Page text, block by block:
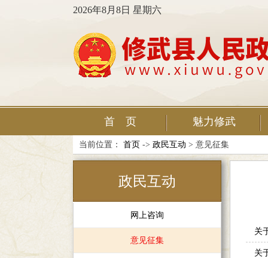
2026年8月8日 星期六
首 页 魅力修武
当前位置： 首页 -> 政民互动 > 意见征集
政民互动
网上咨询
意见征集
关
关